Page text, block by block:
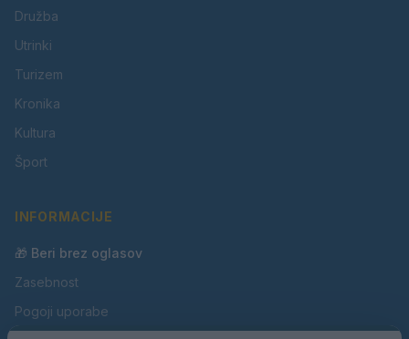
Družba
Utrinki
Turizem
Kronika
Kultura
Šport
INFORMACIJE
🎁 Beri brez oglasov
Zasebnost
Pogoji uporabe